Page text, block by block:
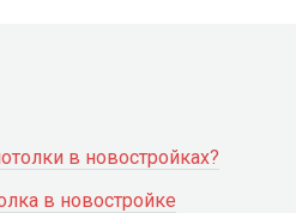
в новостройках?
в новостройке